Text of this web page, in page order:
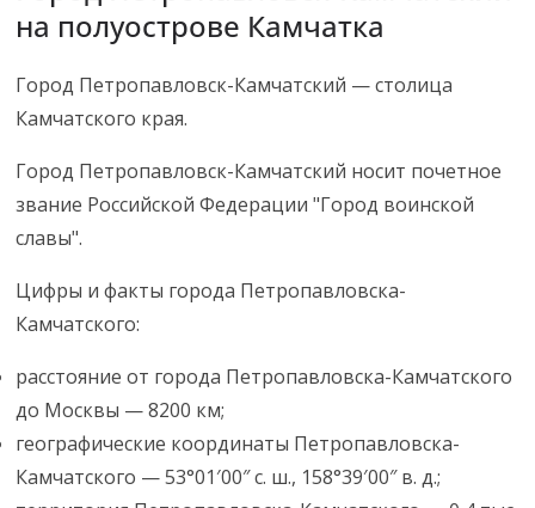
на полуострове Камчатка
Город Петропавловск-Камчатский — столица
Камчатского края.
Город Петропавловск-Камчатский носит почетное
звание Российской Федерации "Город воинской
славы".
Цифры и факты города Петропавловска-
Камчатского:
расстояние от города Петропавловска-Камчатского
до Москвы — 8200 км;
географические координаты Петропавловска-
Камчатского — 53°01′00″ с. ш., 158°39′00″ в. д.;